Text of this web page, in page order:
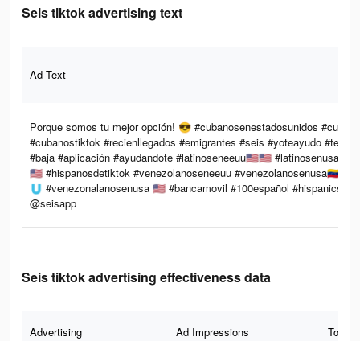
Seis tiktok advertising text
Ad Text
Porque somos tu mejor opción! 😎 #cubanosenestadosunidos
#cubanostiktok #recienllegados #emigrantes #seis #yoteayudo
#baja #aplicación #ayudandote #latinoseneeuu🇺🇸🇺🇸 #latinosenusa
🇺🇸 #hispanosdetiktok #venezolanoseneeuu #venezolanosenusa🇻🇪
🇺 #venezonalanosenusa 🇺🇸 #bancamovil #100español #hispanics
@seisapp
Seis tiktok advertising effectiveness data
Advertising Ad Impressions Total